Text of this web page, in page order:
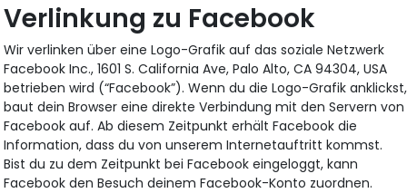
Verlinkung zu Facebook
Wir verlinken über eine Logo-Grafik auf das soziale Netzwerk
Facebook Inc., 1601 S. California Ave, Palo Alto, CA 94304, USA
betrieben wird (“Facebook”). Wenn du die Logo-Grafik anklickst,
baut dein Browser eine direkte Verbindung mit den Servern von
Facebook auf. Ab diesem Zeitpunkt erhält Facebook die
Information, dass du von unserem Internetauftritt kommst.
Bist du zu dem Zeitpunkt bei Facebook eingeloggt, kann
Facebook den Besuch deinem Facebook-Konto zuordnen.